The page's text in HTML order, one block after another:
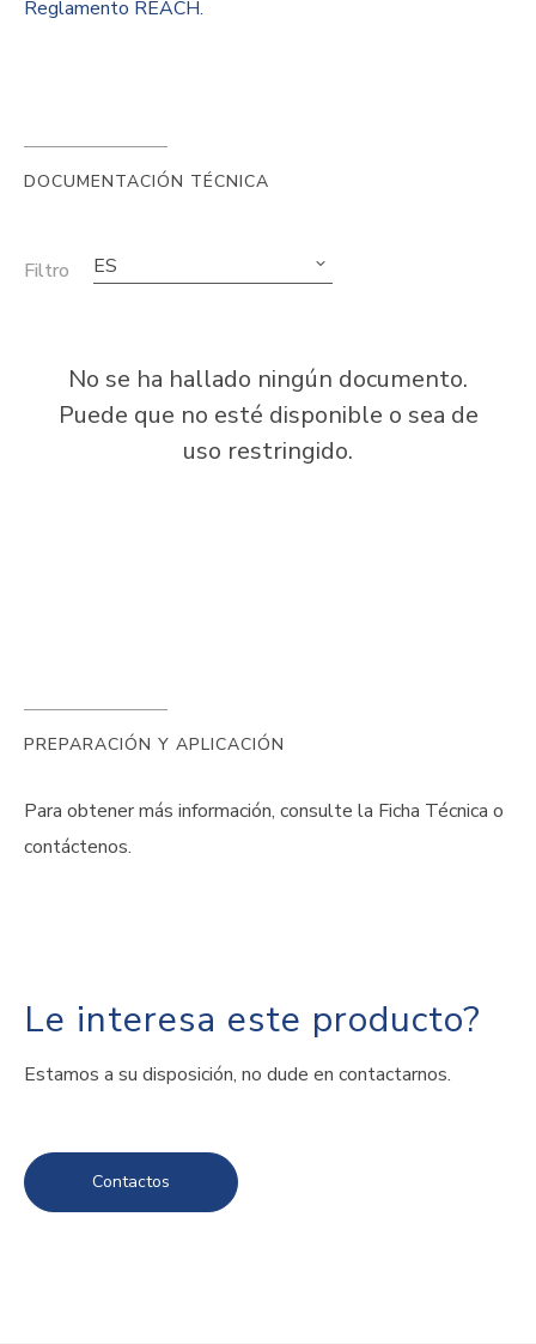
Reglamento REACH.
DOCUMENTACIÓN TÉCNICA
Filtro ES
No se ha hallado ningún documento.
Puede que no esté disponible o sea de
uso restringido.
PREPARACIÓN Y APLICACIÓN
Para obtener más información, consulte la Ficha Técnica o
contáctenos.
Le interesa este producto?
Estamos a su disposición, no dude en contactarnos.
Contactos